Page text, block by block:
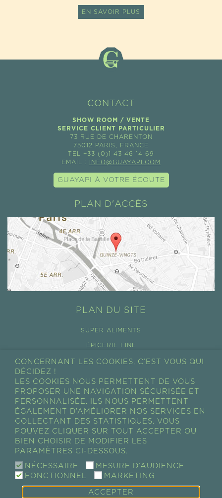
EN SAVOIR PLUS
CONTACT
SHOW ROOM / VENTE
SERVICE CLIENT PARTICULIER
73 RUE DE CHARENTON
75012 PARIS, FRANCE
TEL +33 (0)1 43 46 14 69
EMAIL :
INFO@GUAYAPI.COM
GUAYAPI À VOTRE ÉCOUTE
PLAN D'ACCÈS
PLAN DU SITE
SUPER ALIMENTS
ÉPICERIE FINE
COSMÉTIQUES
CONDITIONS GÉNÉRALES DE VENTES
RÉTRACTATION
MON COMPTE
MON PANIER
CONCERNANT LES COOKIES, C’EST VOUS QUI
DÉCIDEZ !
LES COOKIES NOUS PERMETTENT DE VOUS
PROPOSER UNE NAVIGATION SÉCURISÉE ET
PERSONNALISÉE. ILS NOUS PERMETTENT
ÉGALEMENT D’AMÉLIORER NOS SERVICES EN
COLLECTANT DES STATISTIQUES. VOUS
POUVEZ CLIQUER SUR TOUT ACCEPTER OU
BIEN CHOISIR DE MODIFIER LES
PARAMÈTRES CI-DESSOUS.
NÉCESSAIRE
MESURE D’AUDIENCE
FONCTIONNEL
MARKETING
ACCEPTER